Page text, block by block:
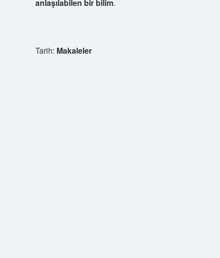
anlaşılabilen bir bilim.
Tarih: Makaleler